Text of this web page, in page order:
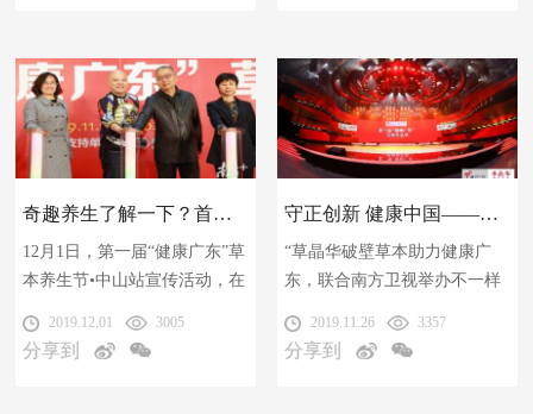
的丰厚奖品！
奇趣养生了解一下？首届“健康广东”草本养生节中山站启动
12月1日，第一届“健康广东”草
本养生节•中山站宣传活动，在
盛大召开。“潮拍”“潮饮”“潮
玩”等好玩又有益的养生体验，
2019.12.01 3005
分享到
守正创新 健康中国——广东广播电视台名嘴邀你同乐第一届“健康广东”草本养生节
“草晶华破壁草本助力健康广
东，联合南方卫视举办不一样
高效、便捷的草本新养生！”
2019.11.26 3357
分享到